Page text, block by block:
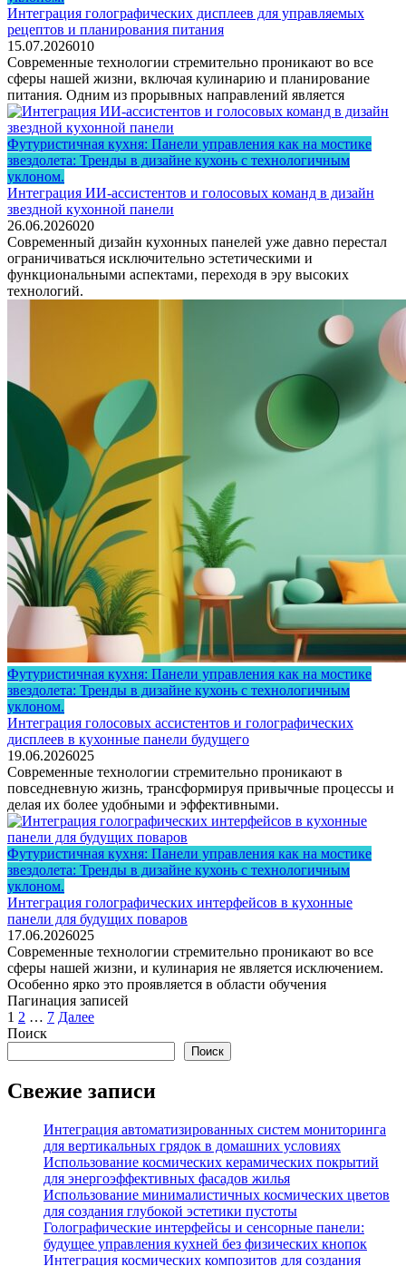
Интеграция голографических дисплеев для управляемых
рецептов и планирования питания
15.07.2026010
Современные технологии стремительно проникают во все
сферы нашей жизни, включая кулинарию и планирование
питания. Одним из прорывных направлений является
Футуристичная кухня: Панели управления как на мостике
звездолета: Тренды в дизайне кухонь с технологичным
уклоном.
Интеграция ИИ-ассистентов и голосовых команд в дизайн
звездной кухонной панели
26.06.2026020
Современный дизайн кухонных панелей уже давно перестал
ограничиваться исключительно эстетическими и
функциональными аспектами, переходя в эру высоких
технологий.
Футуристичная кухня: Панели управления как на мостике
звездолета: Тренды в дизайне кухонь с технологичным
уклоном.
Интеграция голосовых ассистентов и голографических
дисплеев в кухонные панели будущего
19.06.2026025
Современные технологии стремительно проникают в
повседневную жизнь, трансформируя привычные процессы и
делая их более удобными и эффективными.
Футуристичная кухня: Панели управления как на мостике
звездолета: Тренды в дизайне кухонь с технологичным
уклоном.
Интеграция голографических интерфейсов в кухонные
панели для будущих поваров
17.06.2026025
Современные технологии стремительно проникают во все
сферы нашей жизни, и кулинария не является исключением.
Особенно ярко это проявляется в области обучения
Пагинация записей
1 2 … 7 Далее
Поиск
Поиск
Свежие записи
Интеграция автоматизированных систем мониторинга
для вертикальных грядок в домашних условиях
Использование космических керамических покрытий
для энергоэффективных фасадов жилья
Использование минималистичных космических цветов
для создания глубокой эстетики пустоты
Голографические интерфейсы и сенсорные панели:
будущее управления кухней без физических кнопок
Интеграция космических композитов для создания